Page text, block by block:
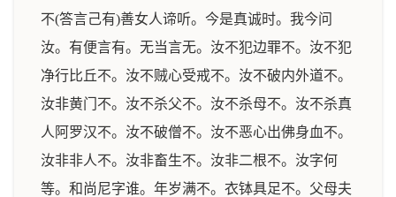
不(答言己有)善女人谛听。今是真诚时。我今问
汝。有便言有。无当言无。汝不犯边罪不。汝不犯
净行比丘不。汝不贼心受戒不。汝不破内外道不。
汝非黄门不。汝不杀父不。汝不杀母不。汝不杀真
人阿罗汉不。汝不破僧不。汝不恶心出佛身血不。
汝非非人不。汝非畜生不。汝非二根不。汝字何
等。和尚尼字谁。年岁满不。衣钵具足不。父母夫